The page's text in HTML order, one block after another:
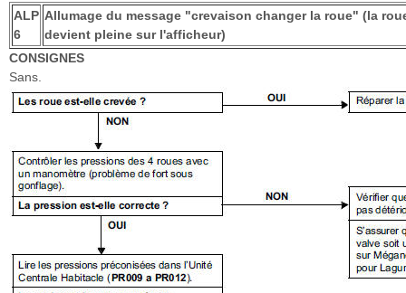
ALP
6
Allumage du message "crevaison changer la roue" (la
devient pleine sur l'afficheur)
CONSIGNES
Sans.